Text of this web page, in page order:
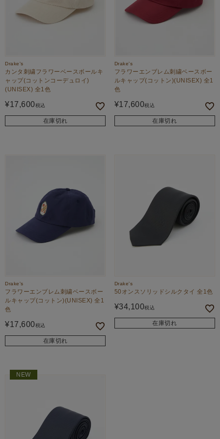
Drake's
カンタ刺繍フラワーベースボールキ
ャップ(コットンコーデュロイ)
(UNISEX) 全1色
¥17,600税込
在庫切れ
Drake's
フラワーエンブレム刺繍ベースボー
ルキャップ(コットン)(UNISEX) 全1
色
¥17,600税込
在庫切れ
Drake's
フラワーエンブレム刺繍ベースボー
ルキャップ(コットン)(UNISEX) 全1
色
¥17,600税込
在庫切れ
Drake's
50オンスソリッドシルクタイ 全1色
¥34,100税込
在庫切れ
NEW